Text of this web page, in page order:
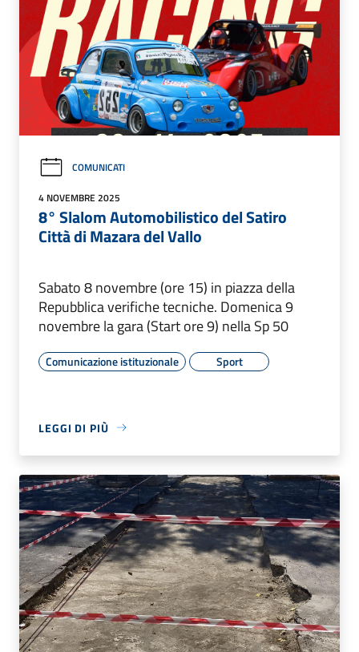
COMUNICATI
4 NOVEMBRE 2025
8° Slalom Automobilistico del Satiro
Città di Mazara del Vallo
Sabato 8 novembre (ore 15) in piazza della
Repubblica verifiche tecniche. Domenica 9
novembre la gara (Start ore 9) nella Sp 50
Comunicazione istituzionale Sport
LEGGI DI PIÙ